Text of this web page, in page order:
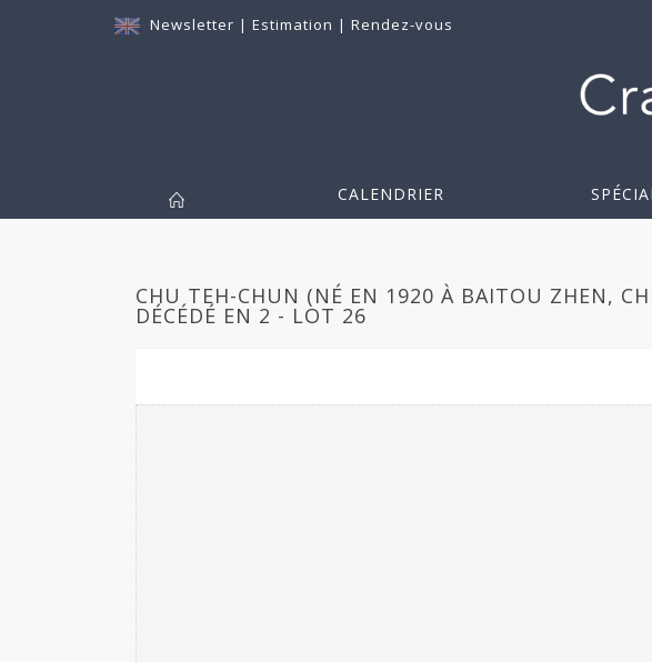
Newsletter | Estimation | Rendez-vous
CALENDRIER
CHU TEH-CHUN (NÉ EN 1920 À BAITOU ZHEN,
DÉCÉDÉ EN 2 - LOT 26